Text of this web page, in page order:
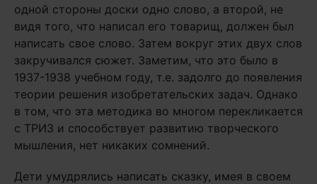
одной стороны доски одно слово, а второй, не
видя того, что написал его товарищ, должен был
написать свое слово. Затем вокруг этих двух слов
закручивался сюжет. Заметим, что это было в
1937-1938 учебном году, т.е. задолго до появления
теории решения изобретательских задач. Однако
в том, что эта методика во многом перекликается
с ТРИЗ и способствует развитию творческого
мышления, нет никаких сомнений.
Дети умудрялись написать сказку, имея в своем